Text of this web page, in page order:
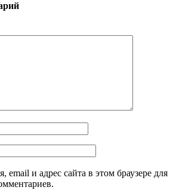
email и адрес сайта в этом браузере для